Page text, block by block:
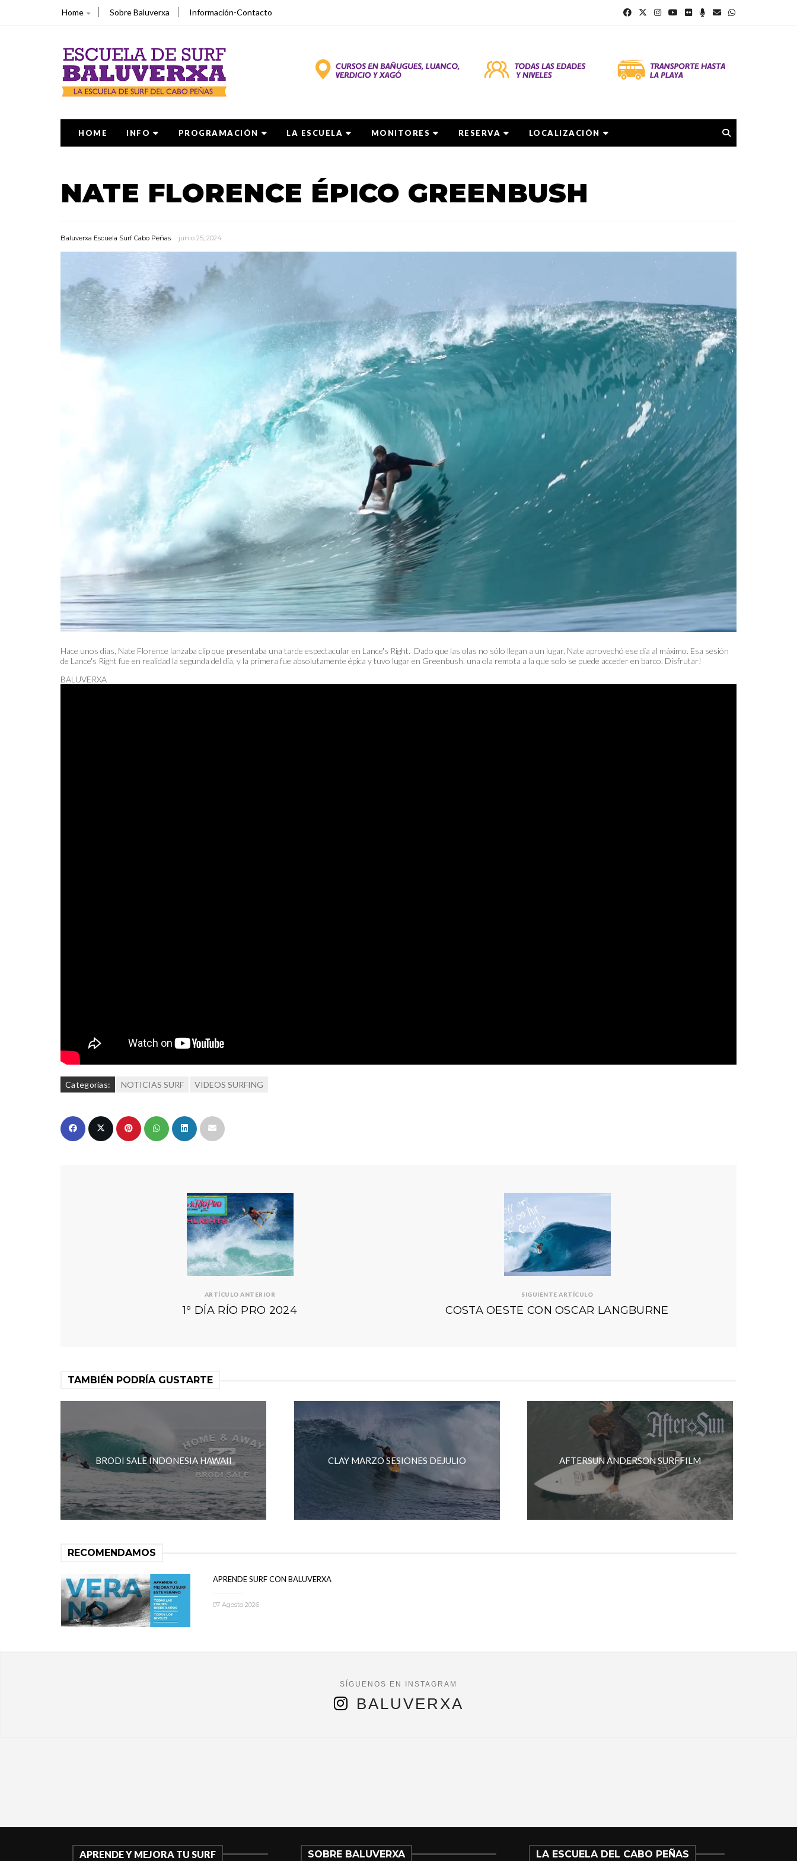
Home Sobre Baluverxa Información-Contacto
HOME INFO PROGRAMACIÓN LA ESCUELA MONITORES RESERVA LOCALIZACIÓN
NATE FLORENCE ÉPICO GREENBUSH
Baluverxa Escuela Surf Cabo Peñas junio 25, 2024
Hace unos días, Nate Florence lanzaba clip que presentaba una tarde espectacular en Lance's Right. Dado que las olas no sólo llegan a un lugar, Nate aprovechó ese día al máximo. Esa sesión
de Lance's Right fue en realidad la segunda del día, y la primera fue absolutamente épica y tuvo lugar en Greenbush, una ola remota a la que solo se puede acceder en barco. Disfrutar!
BALUVERXA
Categorías: NOTICIAS SURF VIDEOS SURFING
ARTÍCULO ANTERIOR
1º DÍA RÍO PRO 2024
SIGUIENTE ARTÍCULO
COSTA OESTE CON OSCAR LANGBURNE
TAMBIÉN PODRÍA GUSTARTE
BRODI SALE INDONESIA HAWAII CLAY MARZO SESIONES DEJULIO AFTERSUN ANDERSON SURFFILM
RECOMENDAMOS
APRENDE SURF CON BALUVERXA
07 Agosto 2026
BALUVERXA
APRENDE Y MEJORA TU SURF SOBRE BALUVERXA LA ESCUELA DEL CABO PEÑAS